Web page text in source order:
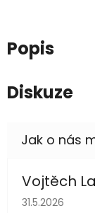
Popis
Diskuze
Vojtěch
Hodnocení
31.5.2026